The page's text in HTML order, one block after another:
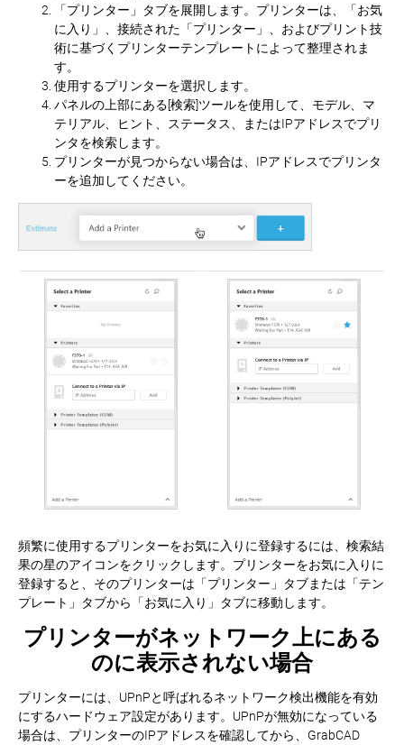
「プリンター」タブを展開します。プリンターは、「お気
に入り」、接続された「プリンター」、およびプリント技
術に基づくプリンターテンプレートによって整理されま
す。
使用するプリンターを選択します。
パネルの上部にある[検索]ツールを使用して、モデル、マ
テリアル、ヒント、ステータス、またはIPアドレスでプリ
ンタを検索します。
プリンターが見つからない場合は、IPアドレスでプリンタ
ーを追加してください。
頻繁に使用するプリンターをお気に入りに登録するには、検索結
果の星のアイコンをクリックします。プリンターをお気に入りに
登録すると、そのプリンターは「プリンター」タブまたは「テン
プレート」タブから「お気に入り」タブに移動します。
プリンターがネットワーク上にある
のに表示されない場合
プリンターには、UPnPと呼ばれるネットワーク検出機能を有効
にするハードウェア設定があります。UPnPが無効になっている
場合は、プリンターのIPアドレスを確認してから、GrabCAD